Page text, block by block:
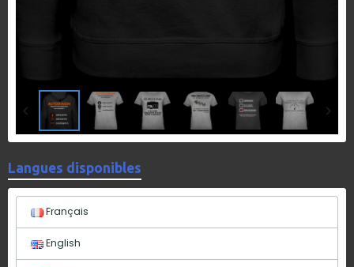
Langues disponibles
Français
English